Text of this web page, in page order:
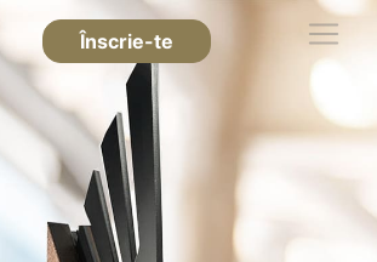
Înscrie-te